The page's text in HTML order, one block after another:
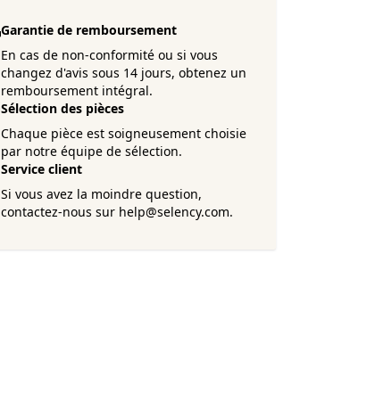
Garantie de remboursement
En cas de non-conformité ou si vous
changez d'avis sous 14 jours, obtenez un
remboursement intégral.
Sélection des pièces
Chaque pièce est soigneusement choisie
par notre équipe de sélection.
Service client
Si vous avez la moindre question,
contactez-nous sur help@selency.com.